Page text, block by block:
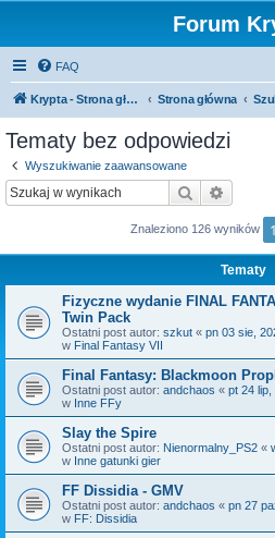
Forum
FAQ
Krypta - Strona główna Strona główna
Tematy bez odpowiedzi
Wyszukiwanie zaawansowane
Szukaj
Znaleziono 126 wyników 1
Tematy
Fizyczne wydanie FINAL
Twin Pack
Ostatni post autor: szkut « pn 03 sie,
w Final Fantasy VII
Final Fantasy: Blackmoon
Ostatni post autor: andchaos « pt 24 lip,
w Inne FFy
Slay the Spire
Ostatni post autor: Nienormalny_PS2 «
w Inne gatunki gier
FF Dissidia - GMV
Ostatni post autor: andchaos « pn 27
w FF: Dissidia